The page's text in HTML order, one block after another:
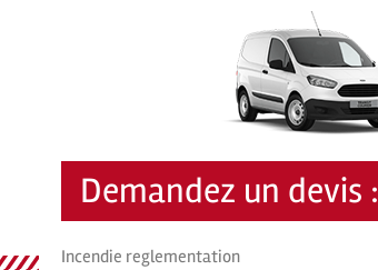
Demandez un devis :
Incendie reglementation